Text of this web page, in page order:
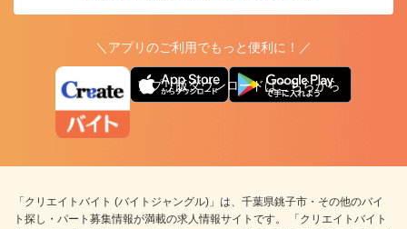
＼アプリのご利用でもっと便利に！／
アプリ版ダウンロードはこちらから
「クリエイトバイト (バイトジャングル)」は、千葉県銚子市・その他のバイ
ト探し・パート募集情報が満載の求人情報サイトです。 「クリエイトバイト